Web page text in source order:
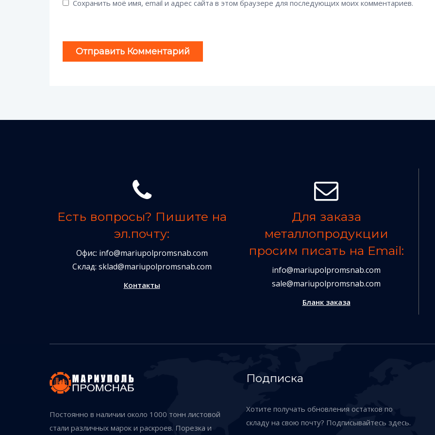
Сохранить моё имя, email и адрес сайта в этом браузере для последующих моих комментариев.
Есть вопросы? Пишите на
эл.почту:
Офис: info@mariupolpromsnab.com
Склад: sklad@mariupolpromsnab.com
Контакты
Для заказа
металлопродукции
просим писать на Email:
info@mariupolpromsnab.com
sale@mariupolpromsnab.com
Бланк заказа
Постоянно в наличии около 1000 тонн листовой
стали различных марок и раскроев. Порезка и
Подписка
Хотите получать обновления остатков по
складу на свою почту? Подписывайтесь здесь.